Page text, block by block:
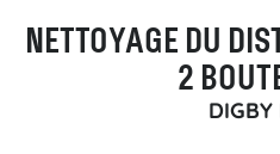
NETTOYAGE DU
2
DIGBY